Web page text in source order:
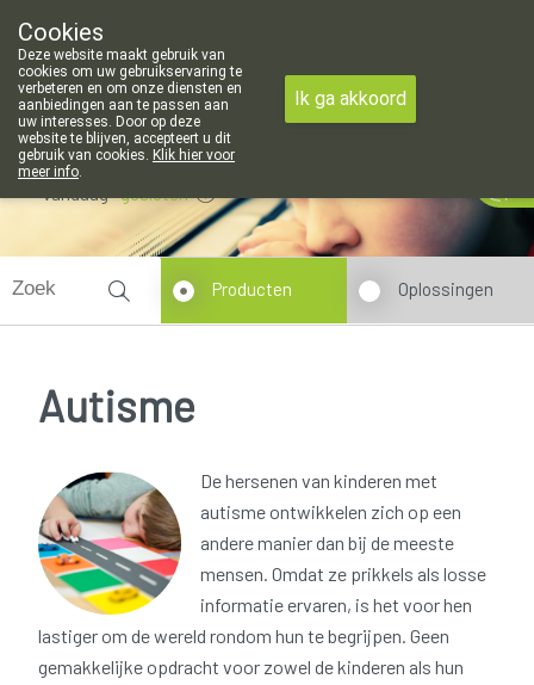
011/340400
Vandaag gesloten
Producten Oplossingen
Autisme
De hersenen van kinderen met
autisme ontwikkelen zich op een
andere manier dan bij de meeste
mensen. Omdat ze prikkels als losse
informatie ervaren, is het voor hen
lastiger om de wereld rondom hun te begrijpen. Geen
gemakkelijke opdracht voor zowel de kinderen als hun
Cookies
Deze website maakt gebruik van
cookies om uw gebruikservaring te
verbeteren en om onze diensten en
aanbiedingen aan te passen aan
uw interesses. Door op deze
website te blijven, accepteert u dit
gebruik van cookies. Klik hier voor
meer info.
Ik ga akkoord